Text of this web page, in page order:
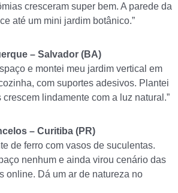
cresceram super bem. A parede da
até um mini jardim botânico.”
– Salvador (BA)
e montei meu jardim vertical em
com suportes adesivos. Plantei
lindamente com a luz natural.”
– Curitiba (PR)
de ferro com vasos de suculentas.
nenhum e ainda virou cenário das
online. Dá um ar de natureza no